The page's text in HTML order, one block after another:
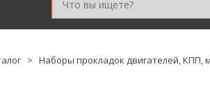
> Наборы прокладок двигателей, КПП,